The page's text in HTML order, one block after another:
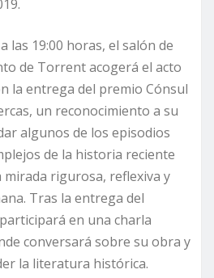
las 19:00 horas, el salón de
de Torrent acogerá el acto
la entrega del premio Cónsul
un reconocimiento a su
algunos de los episodios
de la historia reciente
mirada rigurosa, reflexiva y
Tras la entrega del
en una charla
conversará sobre su obra y
la literatura histórica.